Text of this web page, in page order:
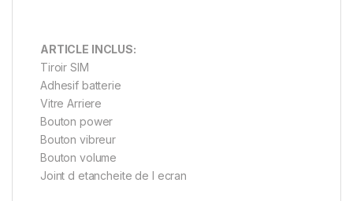
ARTICLE INCLUS:
Tiroir SIM
Adhesif batterie
Vitre Arriere
Bouton power
Bouton vibreur
Bouton volume
Joint d etancheite de l ecran